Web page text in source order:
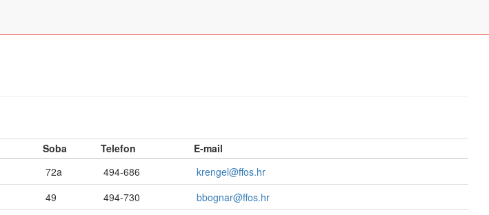
Soba Telefon
E-mail
72a 494-686
krengel@ffos.hr
49 494-730
bbognar@ffos.hr